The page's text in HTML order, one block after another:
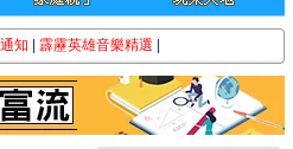
知 霹靂英雄音樂精選